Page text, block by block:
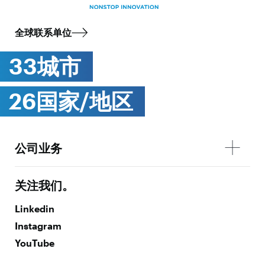
全球联系单位
33城市
26国家/地区
公司业务
关注我们。
Linkedin
Instagram
YouTube